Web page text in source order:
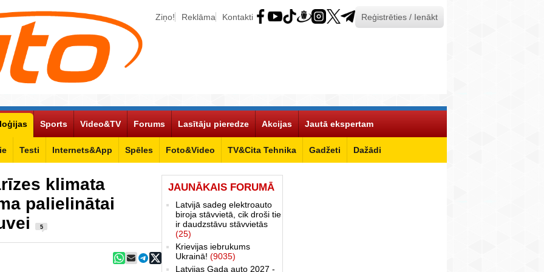
Ziņo! Reklāma Kontakti Reģistrēties / Ienākt
Testi Internets&App Spēles Foto&Video TV&Cita Tehnika Gadžeti Dažādi
Sports Video&TV Forums Lasītāju pieredze Akcijas Jautā ekspertam
klimata
palielinātai
5
JAUNĀKAIS FORUMĀ
Latvijā sadeg elektroauto
biroja stāvvietā, cik droši tie
ir daudzstāvu stāvvietās
(25)
Krievijas iebrukums
Ukrainā! (9035)
Latvijas Gada auto 2027 -